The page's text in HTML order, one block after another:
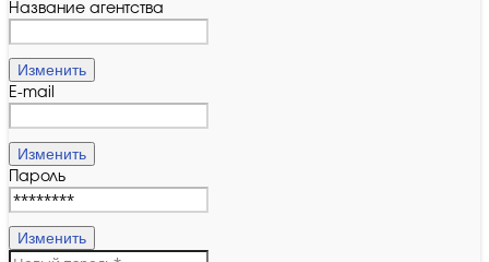
Название агентства
Изменить
E-mail
Изменить
Пароль
Изменить